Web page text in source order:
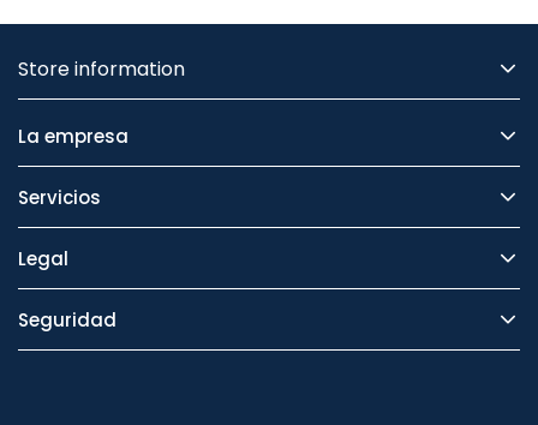
Store information
La empresa
Servicios
Legal
Seguridad